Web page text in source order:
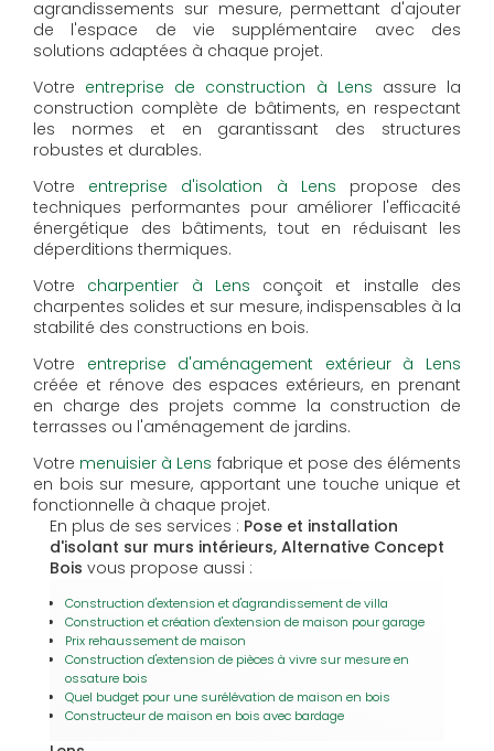
agrandissements sur mesure, permettant d'ajouter
de l'espace de vie supplémentaire avec des
solutions adaptées à chaque projet.
Votre entreprise de construction à Lens assure la
construction complète de bâtiments, en respectant
les normes et en garantissant des structures
robustes et durables.
Votre entreprise d'isolation à Lens propose des
techniques performantes pour améliorer l'efficacité
énergétique des bâtiments, tout en réduisant les
déperditions thermiques.
Votre charpentier à Lens conçoit et installe des
charpentes solides et sur mesure, indispensables à la
stabilité des constructions en bois.
Votre entreprise d'aménagement extérieur à Lens
créée et rénove des espaces extérieurs, en prenant
en charge des projets comme la construction de
terrasses ou l'aménagement de jardins.
Votre menuisier à Lens fabrique et pose des éléments
en bois sur mesure, apportant une touche unique et
fonctionnelle à chaque projet.
En plus de ses services : Pose et installation
d'isolant sur murs intérieurs, Alternative Concept
Bois vous propose aussi :
Construction d'extension et d'agrandissement de villa
Construction et création d'extension de maison pour garage
Prix rehaussement de maison
Construction d'extension de pièces à vivre sur mesure en
ossature bois
Quel budget pour une surélévation de maison en bois
Constructeur de maison en bois avec bardage